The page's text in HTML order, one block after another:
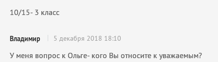
10/15- 3 класс
Владимир 5 декабря 2018 18:10
У меня вопрос к Ольге- кого Вы относите к уважаемым?